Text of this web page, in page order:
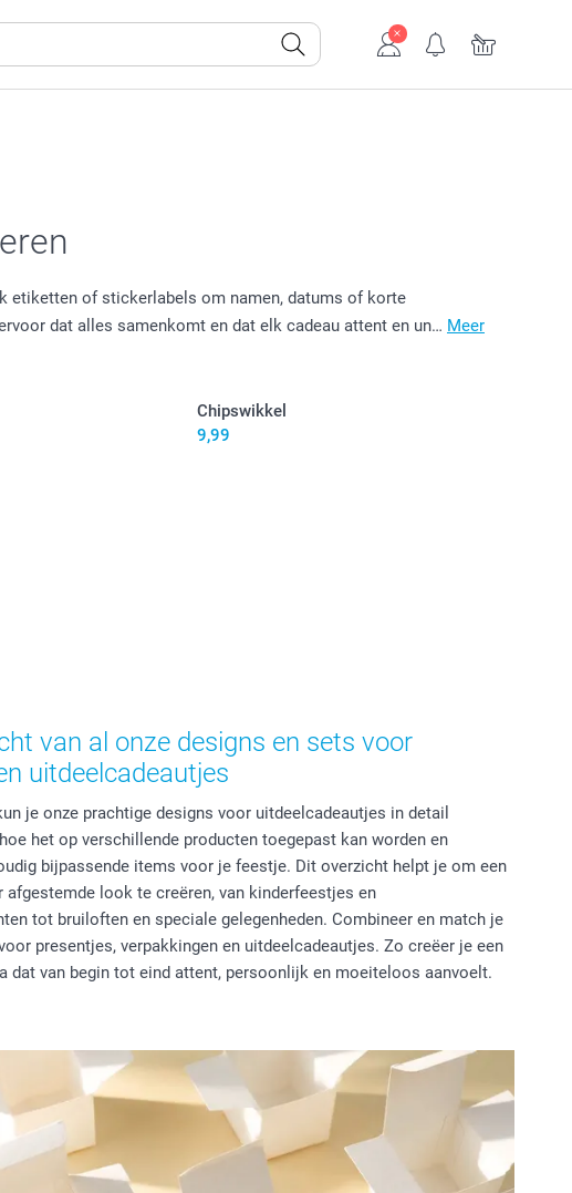
etiketten of stickerlabels om namen, datums of korte
dat alles samenkomt en dat elk cadeau attent en un… Meer
Chipswikkel
9,99
van al onze designs en sets voor
uitdeelcadeautjes
je onze prachtige designs voor uitdeelcadeautjes in detail
het op verschillende producten toegepast kan worden en
bijpassende items voor je feestje. Dit overzicht helpt je om een
afgestemde look te creëren, van kinderfeestjes en
tot bruiloften en speciale gelegenheden. Combineer en match je
presentjes, verpakkingen en uitdeelcadeautjes. Zo creëer je een
dat van begin tot eind attent, persoonlijk en moeiteloos aanvoelt.